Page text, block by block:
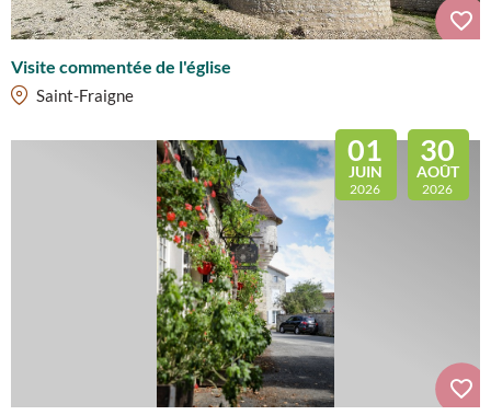
Visite commentée de l'église
Saint-Fraigne
01
JUIN
2026
30
AOÛT
2026